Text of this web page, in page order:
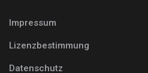
Impressum
Lizenzbestimmung
Datenschutz